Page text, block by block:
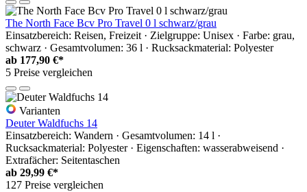
The North Face Bcv Pro Travel 0 l schwarz/grau
Einsatzbereich: Reisen, Freizeit · Zielgruppe: Unisex · Farbe: grau,
schwarz · Gesamtvolumen: 36 l · Rucksackmaterial: Polyester
ab 177,90 €*
5 Preise vergleichen
Varianten
Deuter Waldfuchs 14
Einsatzbereich: Wandern · Gesamtvolumen: 14 l ·
Rucksackmaterial: Polyester · Eigenschaften: wasserabweisend ·
Extrafächer: Seitentaschen
ab 29,99 €*
127 Preise vergleichen